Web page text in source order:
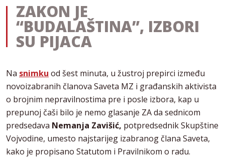
ZAKON JE
“BUDALAŠTINA”, IZBORI
SU PIJACA
Na snimku od šest minuta, u žustroj prepirci između
novoizabranih članova Saveta MZ i građanskih aktivista
o brojnim nepravilnostima pre i posle izbora, kap u
prepunoj čaši bilo je nemo glasanje ZA da sednicom
predsedava Nemanja Zavišić, potpredsednik Skupštine
Vojvodine, umesto najstarijeg izabranog člana Saveta,
kako je propisano Statutom i Pravilnikom o radu.